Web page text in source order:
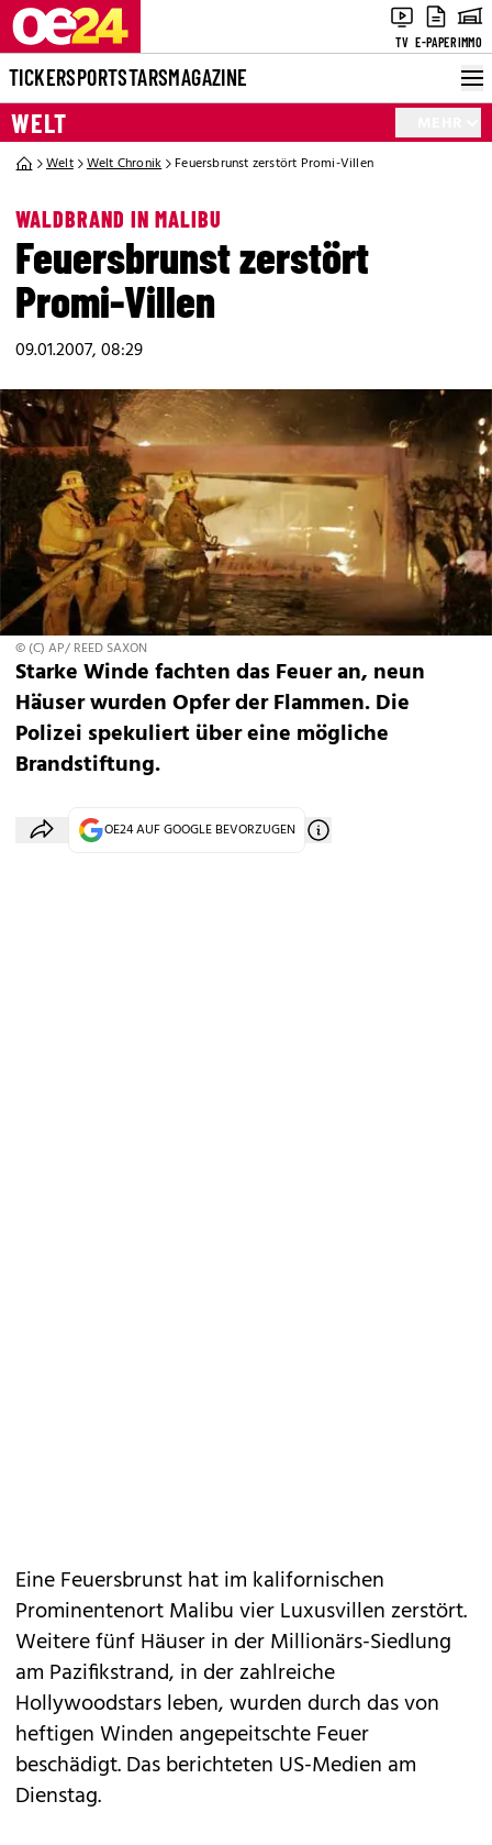
TV E-PAPERIMMO
TICKERSPORTSTARSMAGAZINE
WELT
Welt Welt Chronik Feuersbrunst zerstört Promi-Villen
WALDBRAND IN MALIBU
Feuersbrunst zerstört
Promi-Villen
09.01.2007, 08:29
© (C) AP/ REED SAXON
Starke Winde fachten das Feuer an, neun
Häuser wurden Opfer der Flammen. Die
Polizei spekuliert über eine mögliche
Brandstiftung.
OE24 AUF GOOGLE BEVORZUGEN
Eine Feuersbrunst hat im kalifornischen
Prominentenort Malibu vier Luxusvillen zerstört.
Weitere fünf Häuser in der Millionärs-Siedlung
am Pazifikstrand, in der zahlreiche
Hollywoodstars leben, wurden durch das von
heftigen Winden angepeitschte Feuer
beschädigt. Das berichteten US-Medien am
Dienstag.